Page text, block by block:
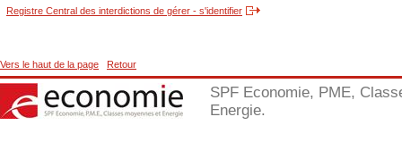
Registre Central des interdictions de gérer - s'identifier
Vers le haut de la page Retour
SPF Economie, PME,
Energie.